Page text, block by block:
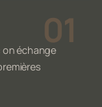
on échange